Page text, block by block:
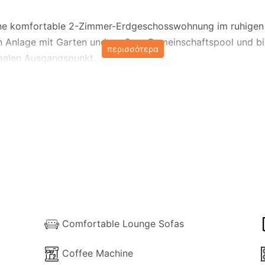
komfortable 2-Zimmer-Erdgeschosswohnung im
mit Garten und großem Gemeinschaftspool und
Ausgangspunkt.
und umfasst eine Kaffeemaschine, eine Mikrowelle,
ausgestattet, und die Wohnung verfügt außerdem
und den großen Gemeinschaftspool (12 x 12 Meter)
περισσότερα
Comfortable Lounge Sofas
Coffee Machine